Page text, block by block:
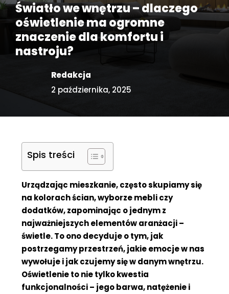
Światło we wnętrzu – dlaczego
oświetlenie ma ogromne
znaczenie dla komfortu i
nastroju?
Redakcja
2 października, 2025
Spis treści
Urządzając mieszkanie, często skupiamy się
na kolorach ścian, wyborze mebli czy
dodatków, zapominając o jednym z
najważniejszych elementów aranżacji –
świetle. To ono decyduje o tym, jak
postrzegamy przestrzeń, jakie emocje w nas
wywołuje i jak czujemy się w danym wnętrzu.
Oświetlenie to nie tylko kwestia
funkcjonalności – jego barwa, natężenie i